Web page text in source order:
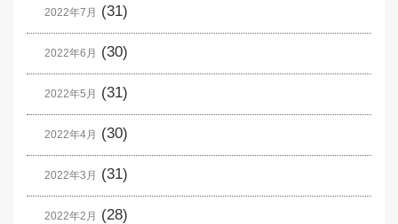
2022年7月 (31)
2022年6月 (30)
2022年5月 (31)
2022年4月 (30)
2022年3月 (31)
2022年2月 (28)